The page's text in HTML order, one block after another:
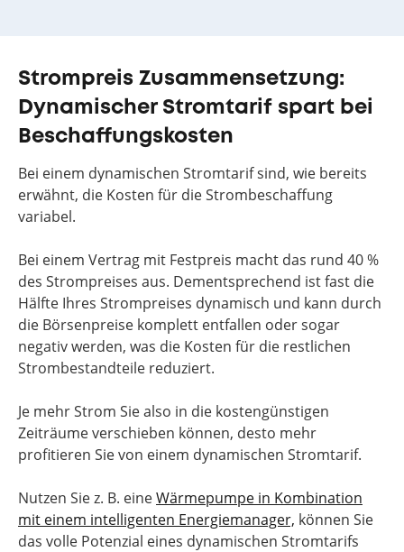
Strompreis Zusammensetzung:
Dynamischer Stromtarif spart bei
Beschaffungskosten
Bei einem dynamischen Stromtarif sind, wie bereits
erwähnt, die Kosten für die Strombeschaffung
variabel.
Bei einem Vertrag mit Festpreis macht das rund 40 %
des Strompreises aus. Dementsprechend ist fast die
Hälfte Ihres Strompreises dynamisch und kann durch
die Börsenpreise komplett entfallen oder sogar
negativ werden, was die Kosten für die restlichen
Strombestandteile reduziert.
Je mehr Strom Sie also in die kostengünstigen
Zeiträume verschieben können, desto mehr
profitieren Sie von einem dynamischen Stromtarif.
Nutzen Sie z. B. eineWärmepumpe in Kombination
mit einem intelligenten Energiemanager, können Sie
das volle Potenzial eines dynamischen Stromtarifs